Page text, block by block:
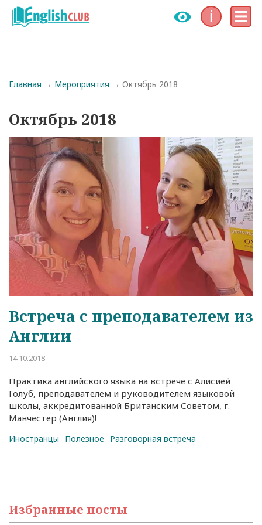
Инфо Меню
Строка навигации
Главная Мероприятия Октябрь 2018
Октябрь 2018
Встреча с преподавателем из
Англии
14.10.2018
Практика английского языка на встрече с Алисией
Голуб, преподавателем и руководителем языковой
школы, аккредитованной Британским Советом, г.
Манчестер (Англия)!
Иностранцы Полезное Разговорная встреча
Избранные посты